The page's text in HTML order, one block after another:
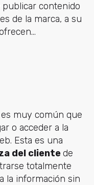
publicar contenido
de la marca, a su
muy común que
o acceder a la
Esta es una
del clientede
totalmente
la información sin